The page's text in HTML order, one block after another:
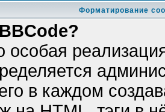
Форматирование
особая
в каждом